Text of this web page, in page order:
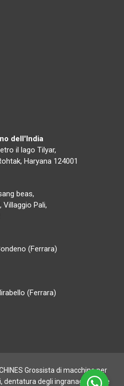
dell'India
il lago Tilyar,
Haryana 124001
beas,
Villaggio Pali,
(Ferrara)
(Ferrara)
Grossista di macchine per
dentatura degli ingranaggi CNC e